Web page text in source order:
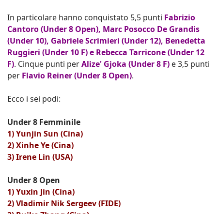
In particolare hanno conquistato 5,5 punti Fabrizio
Cantoro (Under8 Open), Marc Posocco De Grandis
(Under 10), Gabriele Scrimieri (Under 12), Benedetta
Ruggieri (Under 10 F) e Rebecca Tarricone (Under 12
F). Cinque punti perAlize' Gjoka (Under 8 F) e 3,5 punti
per Flavio Reiner (Under 8 Open).
Ecco i sei podi:
Under 8 Femminile
1) Yunjin Sun (Cina)
2) Xinhe Ye (Cina)
3) Irene Lin (USA)
Under 8 Open
1) Yuxin Jin (Cina)
2) Vladimir Nik Sergeev (FIDE)